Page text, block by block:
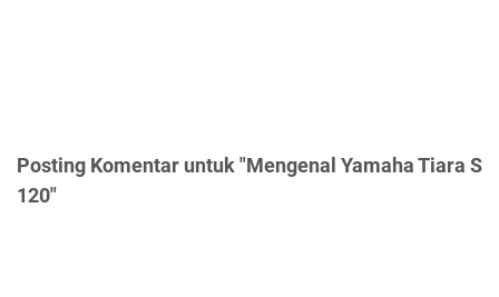
Posting Komentar untuk "Mengenal Yamaha Tiara S
120"